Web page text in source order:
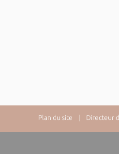
Plan du site | Directeur